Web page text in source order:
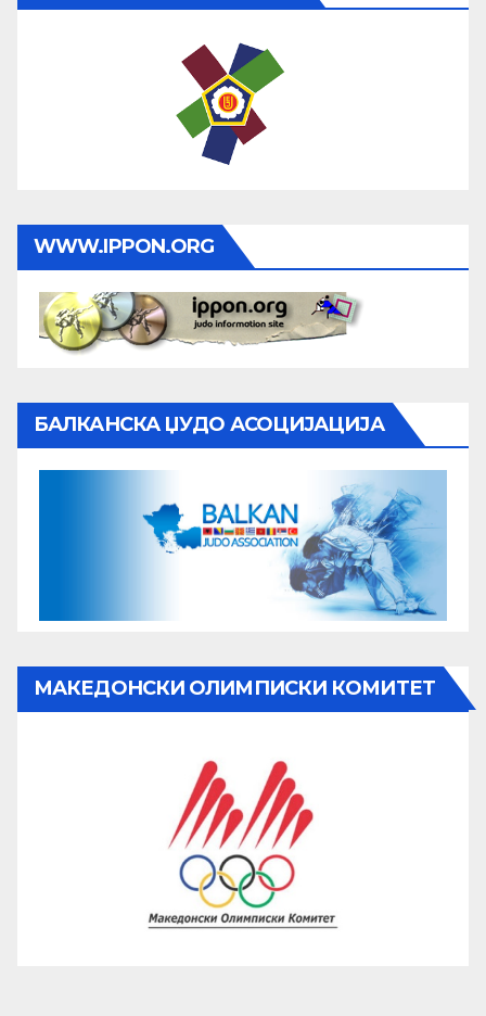
WWW.IPPON.ORG
БАЛКАНСКА ЏУДО АСОЦИЈАЦИЈА
МАКЕДОНСКИ ОЛИМПИСКИ КОМИТЕТ